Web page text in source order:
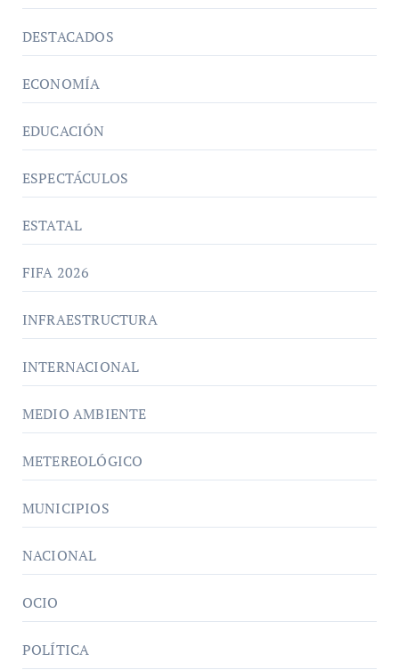
DESTACADOS
ECONOMÍA
EDUCACIÓN
ESPECTÁCULOS
ESTATAL
FIFA 2026
INFRAESTRUCTURA
INTERNACIONAL
MEDIO AMBIENTE
METEREOLÓGICO
MUNICIPIOS
NACIONAL
OCIO
POLÍTICA